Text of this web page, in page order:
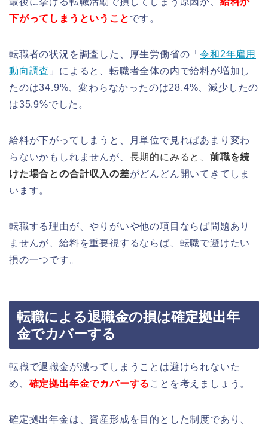
下がってしまうということ です。
転職者の状況を調査した、厚生労働省の「令和2年雇用
動向調査 」によると、転職者全体の内で給料が増加し
たのは34.9%、変わらなかったのは28.4%、減少したの
は35.9%でした。
給料が下がってしまうと、月単位で見ればあまり変わ
らないかもしれませんが、 長期的にみると、前職を続
けた場合との合計収入の差がどんどん開いてきてしま
います。
転職する理由が、やりがいや他の項目ならば問題あり
ませんが、給料を重要視するならば、転職で避けたい
損の一つです。
転職による退職金の損は確定拠出年
金でカバーする
転職で退職金が減ってしまうことは避けられないた
め、 確定拠出年金でカバーする ことを考えましょう。
確定拠出年金は、資産形成を目的とした制度であり、